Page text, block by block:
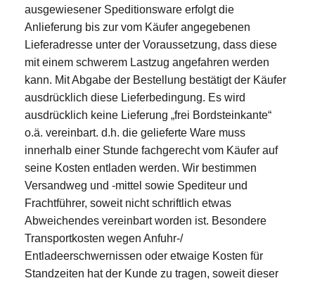
ausgewiesener Speditionsware erfolgt die
Anlieferung bis zur vom Käufer angegebenen
Lieferadresse unter der Voraussetzung, dass diese
mit einem schwerem Lastzug angefahren werden
kann. Mit Abgabe der Bestellung bestätigt der Käufer
ausdrücklich diese Lieferbedingung. Es wird
ausdrücklich keine Lieferung „frei Bordsteinkante“
o.ä. vereinbart. d.h. die gelieferte Ware muss
innerhalb einer Stunde fachgerecht vom Käufer auf
seine Kosten entladen werden. Wir bestimmen
Versandweg und -mittel sowie Spediteur und
Frachtführer, soweit nicht schriftlich etwas
Abweichendes vereinbart worden ist. Besondere
Transportkosten wegen Anfuhr-/
Entladeerschwernissen oder etwaige Kosten für
Standzeiten hat der Kunde zu tragen, soweit dieser